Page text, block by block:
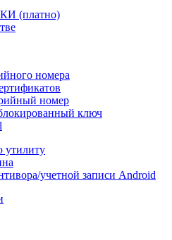
(платно)
номера
номер
ключ
утилиту
учетной записи Android